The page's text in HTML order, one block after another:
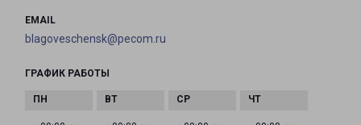
EMAIL
blagoveschensk@pecom.ru
ГРАФИК РАБОТЫ